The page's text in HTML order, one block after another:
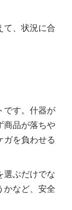
て、状況に合
です。什器が
商品が落ちや
ガを負わせる
選ぶだけでな
かなど、安全